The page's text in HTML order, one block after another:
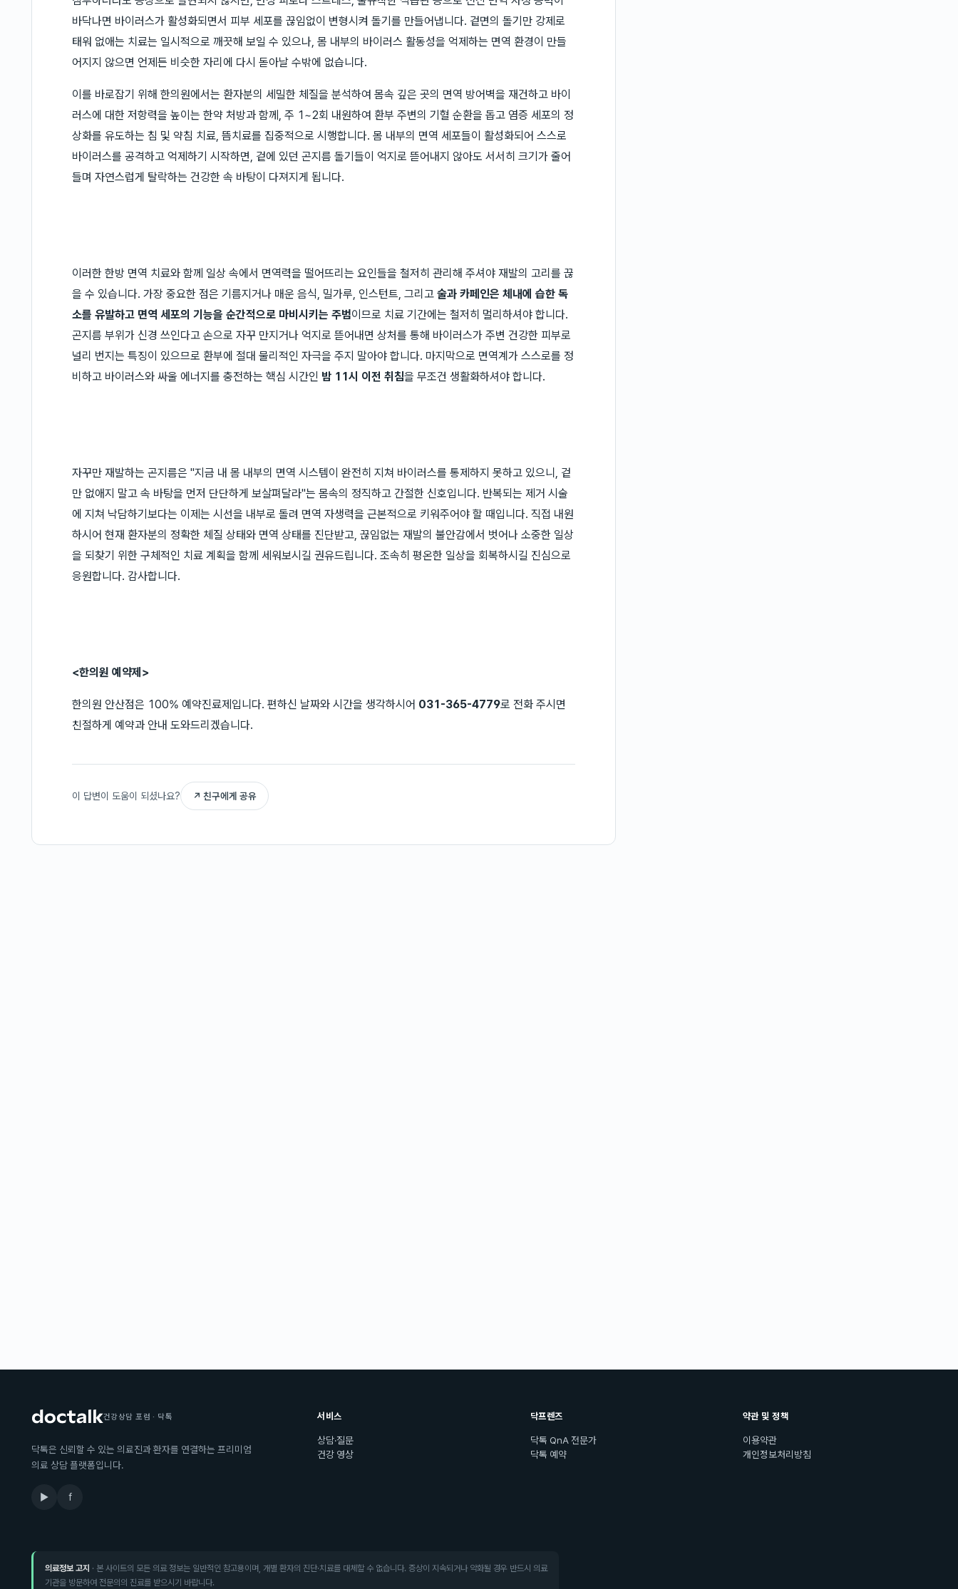
바닥나면 바이러스가 활성화되면서 피부 세포를 끊임없이 변형시켜 돌기를 만들어냅니다. 겉면의 돌기만 강제로
태워 없애는 치료는 일시적으로 깨끗해 보일 수 있으나, 몸 내부의 바이러스 활동성을 억제하는 면역 환경이 만들
어지지 않으면 언제든 비슷한 자리에 다시 돋아날 수밖에 없습니다.
이를 바로잡기 위해 한의원에서는 환자분의 세밀한 체질을 분석하여 몸속 깊은 곳의 면역 방어벽을 재건하고 바이
러스에 대한 저항력을 높이는 한약 처방과 함께, 주 1~2회 내원하여 환부 주변의 기혈 순환을 돕고 염증 세포의 정
상화를 유도하는 침 및 약침 치료, 뜸치료를 집중적으로 시행합니다. 몸 내부의 면역 세포들이 활성화되어 스스로
바이러스를 공격하고 억제하기 시작하면, 겉에 있던 곤지름 돌기들이 억지로 뜯어내지 않아도 서서히 크기가 줄어
들며 자연스럽게 탈락하는 건강한 속 바탕이 다져지게 됩니다.
이러한 한방 면역 치료와 함께 일상 속에서 면역력을 떨어뜨리는 요인들을 철저히 관리해 주셔야 재발의 고리를 끊
을 수 있습니다. 가장 중요한 점은 기름지거나 매운 음식, 밀가루, 인스턴트, 그리고 술과 카페인은 체내에 습한 독
소를 유발하고 면역 세포의 기능을 순간적으로 마비시키는 주범이므로 치료 기간에는 철저히 멀리하셔야 합니다.
곤지름 부위가 신경 쓰인다고 손으로 자꾸 만지거나 억지로 뜯어내면 상처를 통해 바이러스가 주변 건강한 피부로
널리 번지는 특징이 있으므로 환부에 절대 물리적인 자극을 주지 말아야 합니다. 마지막으로 면역계가 스스로를 정
비하고 바이러스와 싸울 에너지를 충전하는 핵심 시간인 밤 11시 이전 취침을 무조건 생활화하셔야 합니다.
자꾸만 재발하는 곤지름은 "지금 내 몸 내부의 면역 시스템이 완전히 지쳐 바이러스를 통제하지 못하고 있으니, 겉
만 없애지 말고 속 바탕을 먼저 단단하게 보살펴달라"는 몸속의 정직하고 간절한 신호입니다. 반복되는 제거 시술
에 지쳐 낙담하기보다는 이제는 시선을 내부로 돌려 면역 자생력을 근본적으로 키워주어야 할 때입니다. 직접 내원
하시어 현재 환자분의 정확한 체질 상태와 면역 상태를 진단받고, 끊임없는 재발의 불안감에서 벗어나 소중한 일상
을 되찾기 위한 구체적인 치료 계획을 함께 세워보시길 권유드립니다. 조속히 평온한 일상을 회복하시길 진심으로
응원합니다. 감사합니다.
<한의원 예약제>
한의원 안산점은 100% 예약진료제입니다. 편하신 날짜와 시간을 생각하시어 031-365-4779로 전화 주시면
친절하게 예약과 안내 도와드리겠습니다.
이 답변이 도움이 되셨나요? ↗ 친구에게 공유
건강상담 포럼 · 닥톡
닥톡은 신뢰할 수 있는 의료진과 환자를 연결하는 프리미엄
의료 상담 플랫폼입니다.
▶ f
서비스
상담·질문
건강 영상
닥프렌즈
닥톡 QnA 전문가
닥톡 예약
약관 및 정책
이용약관
개인정보처리방침
의료정보 고지 · 본 사이트의 모든 의료 정보는 일반적인 참고용이며, 개별 환자의 진단·치료를 대체할 수 없습니다. 증상이 지속되거나 악화될 경우 반드시 의료
기관을 방문하여 전문의의 진료를 받으시기 바랍니다.